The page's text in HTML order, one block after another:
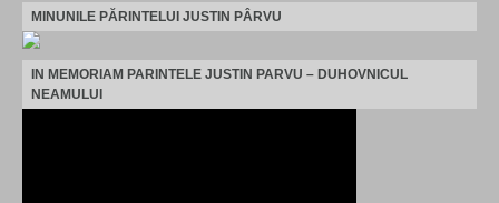
MINUNILE PĂRINTELUI JUSTIN PÂRVU
IN MEMORIAM PARINTELE JUSTIN PARVU – DUHOVNICUL
NEAMULUI